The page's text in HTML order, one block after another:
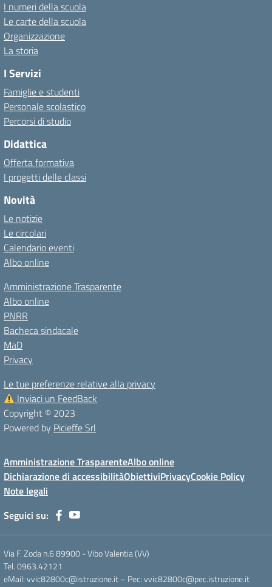
I numeri della scuola
Le carte della scuola
Organizzazione
La storia
I Servizi
Famiglie e studenti
Personale scolastico
Percorsi di studio
Didattica
Offerta formativa
I progetti delle classi
Novità
Le notizie
Le circolari
Calendario eventi
Albo online
Amministrazione Trasparente
Albo online
PNRR
Bacheca sindacale
MaD
Privacy
Le tue preferenze relative alla privacy
Inviaci un FeedBack
Copyright © 2023
Powered by Picieffe Srl
Amministrazione TrasparenteAlbo online
Dichiarazione di accessibilitàObiettiviPrivacyCookie Policy
Note legali
Seguici su:
Via F. Zoda n.6 89900 - Vibo Valentia (VV)
Tel. 0963.42121
eMail: vvic82800c@istruzione.it – Pec: vvic82800c@pec.istruzione.it